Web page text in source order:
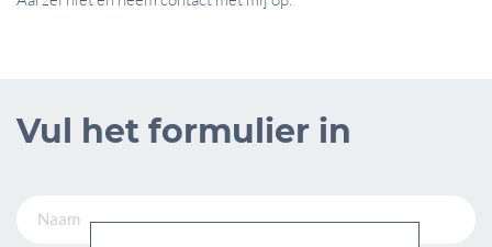
Vul het formulier in